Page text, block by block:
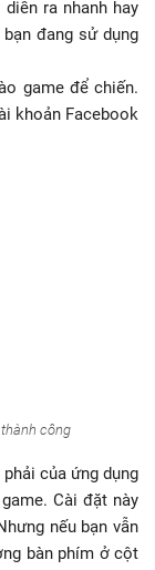
ra nhanh hay
đang sử dụng
game để chiến.
khoản Facebook
công
của ứng dụng
Cài đặt này
nếu bạn vẫn
bàn phím ở cột